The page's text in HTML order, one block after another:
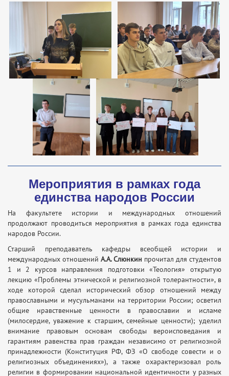
Мероприятия в рамках года
единства народов России
На факультете истории и международных отношений
продолжают проводиться мероприятия в рамках года единства
народов России.
Старший преподаватель кафедры всеобщей истории и
международных отношений А.А. Слюнкин прочитал для студентов
1 и 2 курсов направления подготовки «Теология» открытую
лекцию «Проблемы этнической и религиозной толерантности», в
ходе которой сделал исторический обзор отношений между
православными и мусульманами на территории России; осветил
общие нравственные ценности в православии и исламе
(милосердие, уважение к старшим, семейные ценности); уделил
внимание правовым основам свободы вероисповедания и
гарантиям равенства прав граждан независимо от религиозной
принадлежности (Конституция РФ, ФЗ «О свободе совести и о
религиозных объединениях»), а также охарактеризовал роль
религии в формировании национальной идентичности у разных